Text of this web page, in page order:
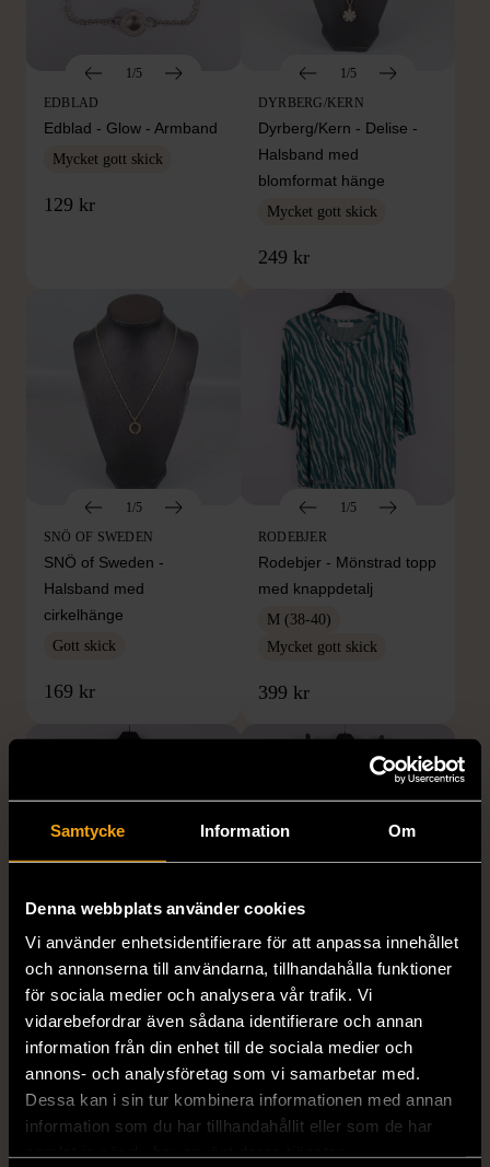
Samtycke Information Om
Denna webbplats använder cookies
Vi använder enhetsidentifierare för att anpassa innehållet
och annonserna till användarna, tillhandahålla funktioner
för sociala medier och analysera vår trafik. Vi
vidarebefordrar även sådana identifierare och annan
information från din enhet till de sociala medier och
annons- och analysföretag som vi samarbetar med.
Dessa kan i sin tur kombinera informationen med annan
information som du har tillhandahållit eller som de har
1/5
EDBLAD
Edblad - Glow - Armband
Mycket gott skick
129 kr
1/5
DYRBERG/KERN
Dyrberg/Kern - Delise -
Halsband med
blomformat hänge
Mycket gott skick
249 kr
1/5
SNÖ OF SWEDEN
SNÖ of Sweden -
Halsband med
cirkelhänge
Gott skick
169 kr
1/5
RODEBJER
Rodebjer - Mönstrad topp
med knappdetalj
M (38-40)
Mycket gott skick
399 kr
1/5
H&M
H&M - Leopardmönstrad
volangklänning
XS (32-34) Nytt skick
99 kr
1/5
H&M
H&M - Plisserad midikjol
med resårmidja -
Salviagrön
M (38-40) Gott skick
129 kr